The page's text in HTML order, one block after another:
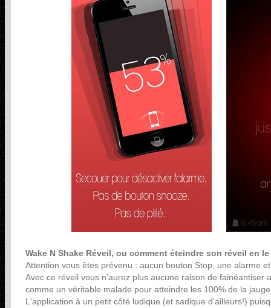
Wake N Shake Réveil, ou comment éteindre son réveil en
Attention vous êtes prévenu : aucun bouton Stop, une alarme
Avec ce réveil vous n'aurez plus aucune raison de fainéantiser
comme un véritable malade pour atteindre les 100% de la
L'application à un petit côté ludique (et sadique d'ailleurs!)